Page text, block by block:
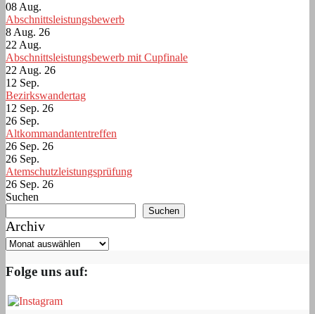
08 Aug.
Abschnittsleistungsbewerb
8 Aug. 26
22 Aug.
Abschnittsleistungsbewerb mit Cupfinale
22 Aug. 26
12 Sep.
Bezirkswandertag
12 Sep. 26
26 Sep.
Altkommandantentreffen
26 Sep. 26
26 Sep.
Atemschutzleistungsprüfung
26 Sep. 26
Suchen
Suchen
Archiv
Folge uns auf: